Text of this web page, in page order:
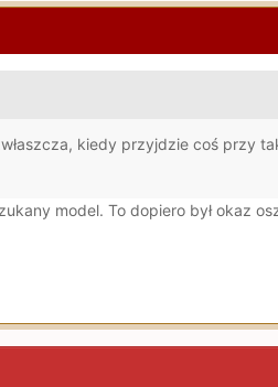
kiedy przyjdzie coś przy
model. To dopiero był okaz